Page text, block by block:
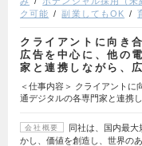
ク可能
副業してもOK
クライアントに向き
広告を中心に、他の
家と連携しながら、
＜仕事内容＞ クライアントに
通デジタルの各専門家と連携
会社概要
同社は、国内最
かし、価値を創造し、世界の